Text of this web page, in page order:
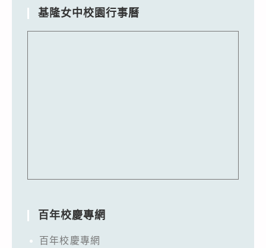
基隆女中校園行事曆
百年校慶專網
百年校慶專網